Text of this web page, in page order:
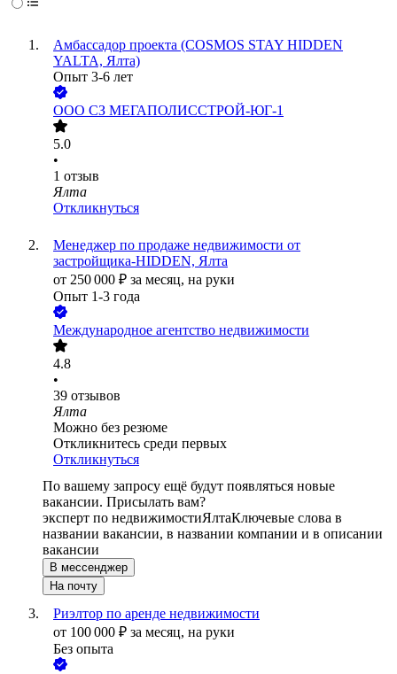
Амбассадор проекта (COSMOS STAY HIDDEN
YALTA, Ялта)
Опыт 3-6 лет
ООО СЗ МЕГАПОЛИССТРОЙ-ЮГ-1
5.0
•
1 отзыв
Ялта
Откликнуться
Менеджер по продаже недвижимости от
застройщика-HIDDEN, Ялта
от 250 000 ₽ за месяц, на руки
Опыт 1-3 года
Международное агентство недвижимости
4.8
•
39 отзывов
Ялта
Можно без резюме
Откликнитесь среди первых
Откликнуться
По вашему запросу ещё будут появляться новые
вакансии. Присылать вам?
эксперт по недвижимостиЯлтаКлючевые слова в
названии вакансии, в названии компании и в описании
вакансии
В мессенджер
На почту
Риэлтор по аренде недвижимости
от 100 000 ₽ за месяц, на руки
Без опыта